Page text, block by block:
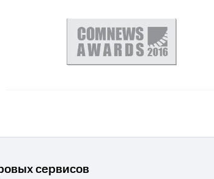
сервисов